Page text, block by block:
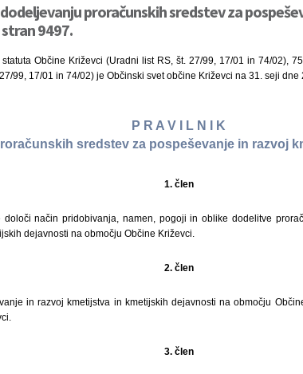
proračunskih sredstev za
9497.
Občine Križevci (Uradni list RS, št. 27/99, 17/01 in 74/02),
99, 17/01 in 74/02) je Občinski svet občine Križevci na 31. seji dne
P R A V I L N I K
sredstev za pospeševanje in razvoj
1. člen
določi način pridobivanja, namen, pogoji in oblike dodelitve
dejavnosti na območju Občine Križevci.
2. člen
in razvoj kmetijstva in kmetijskih dejavnosti na območju
3. člen